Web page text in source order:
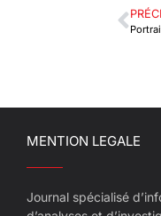
MENTION LEGALE
Journal spécialisé